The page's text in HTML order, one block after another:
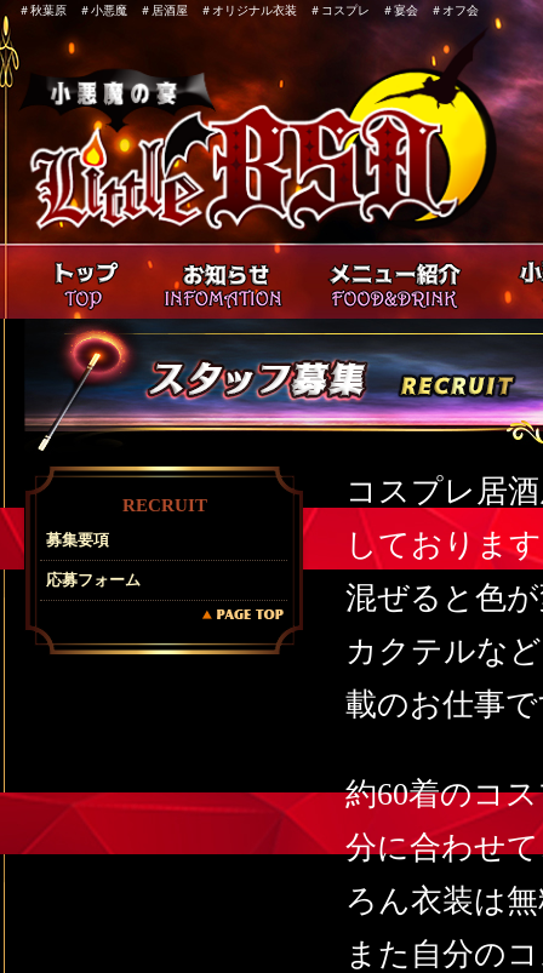
＃秋葉原 ＃小悪魔 ＃居酒屋 ＃オリジナル衣装 ＃コスプレ ＃宴会 ＃オフ会
RECRUIT
募集要項
応募フォーム
コスプレ居
しておりま
混ぜると色
カクテルな
載のお仕事
約60着のコ
分に合わせ
ろん衣装は
また自分の